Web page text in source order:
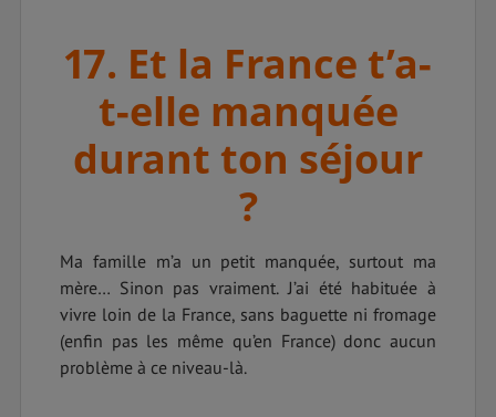
17. Et la France t’a-
t-elle manquée
durant ton séjour
?
Ma famille m’a un petit manquée, surtout ma
mère… Sinon pas vraiment. J’ai été habituée à
vivre loin de la France, sans baguette ni fromage
(enfin pas les même qu’en France) donc aucun
problème à ce niveau-là.